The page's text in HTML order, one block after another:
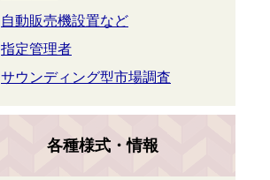
自動販売機設置など
指定管理者
サウンディング型市場調査
各種様式・情報